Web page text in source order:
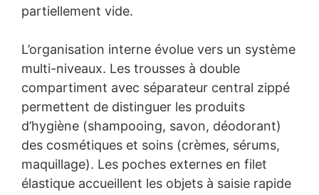
partiellement vide.
L’organisation interne évolue vers un système
multi-niveaux. Les trousses à double
compartiment avec séparateur central zippé
permettent de distinguer les produits
d’hygiène (shampooing, savon, déodorant)
des cosmétiques et soins (crèmes, sérums,
maquillage). Les poches externes en filet
élastique accueillent les objets à saisie rapide